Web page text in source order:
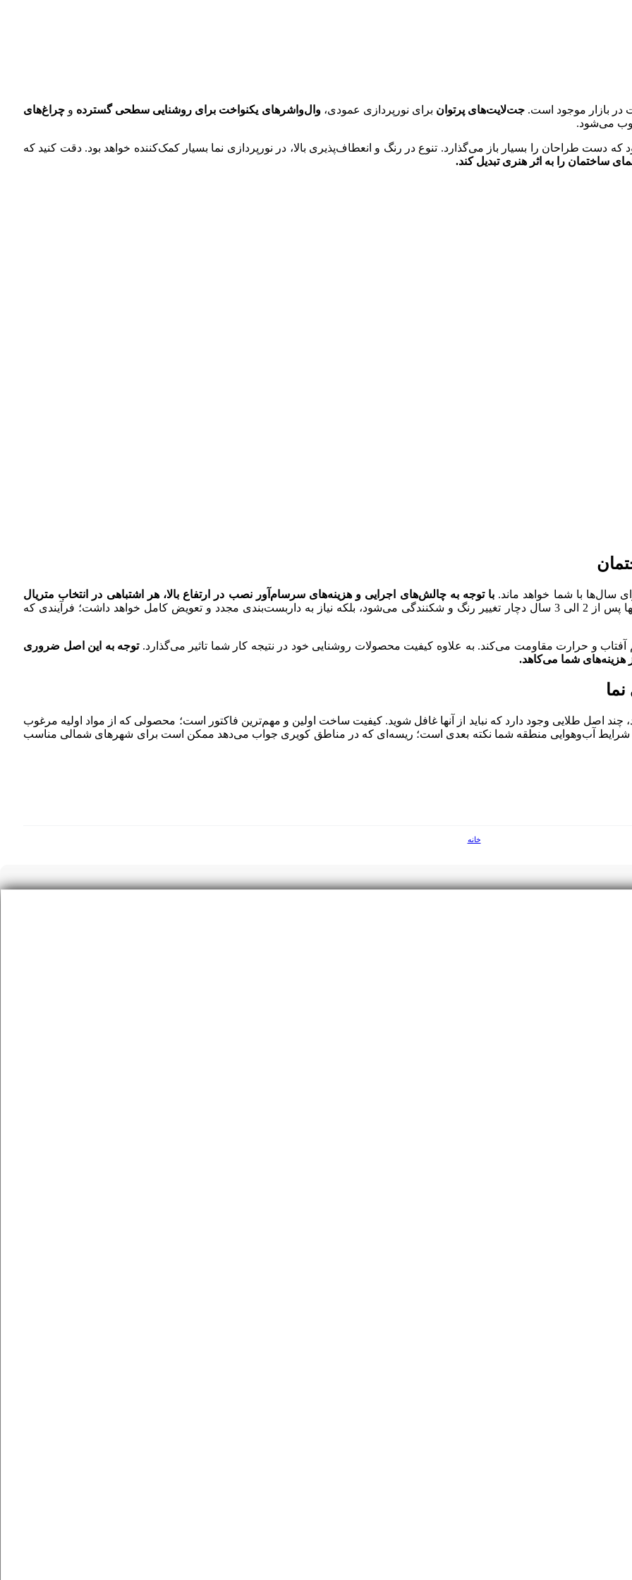
در بازار موجود است. جت‌لایت‌های پرتوان برای نورپردازی عمودی،وال‌واشرهای یکنواخت برای روشنایی سطحی گسترده و چراغ‌های
می‌شود.
طراحان را بسیار باز می‌گذارد. تنوع در رنگ و انعطاف‌پذیری بالا، در نورپردازی نما بسیار کمک‌کننده خواهد بود. دقت کنید که
ساختمان را به اثر هنری تبدیل کند.
سال‌ها با شما خواهد ماند. با توجه به چالش‌های اجرایی و هزینه‌های سرسام‌آور نصب در ارتفاع بالا، هر اشتباهی در انتخاب متریال
. ریسه‌های بی‌کیفیت نه تنها پس از 2 الی 3 سال دچار تغییر رنگ و شکنندگی می‌شود، بلکه نیاز به داربست‌بندی مجدد و تعویض کامل خواهد داشت؛ فرآیندی که
و حرارت مقاومت می‌کند. به علاوه کیفیت محصولات روشنایی خود در نتیجه کار شما تاثیر می‌گذارد.توجه به این اصل ضروری
چند اصل طلایی وجود دارد که نباید از آنها غافل شوید. کیفیت ساخت اولین و مهم‌ترین فاکتور است؛ محصولی که از مواد اولیه مرغوب
شرایط آب‌وهوایی منطقه شما نکته بعدی است؛ ریسه‌ای که در مناطق کویری جواب می‌دهد ممکن است برای شهرهای شمالی مناسب
خانه